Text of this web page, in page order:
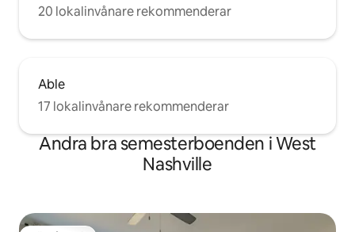
20 lokalinvånare rekommenderar
Able
17 lokalinvånare rekommenderar
Andra bra semesterboenden i West
Nashville